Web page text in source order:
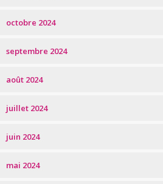
octobre 2024
septembre 2024
août 2024
juillet 2024
juin 2024
mai 2024